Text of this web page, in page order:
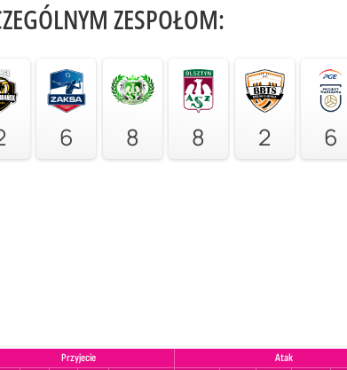
ZESPOŁOM:
6 8 8 2 6
Przyjecie Atak